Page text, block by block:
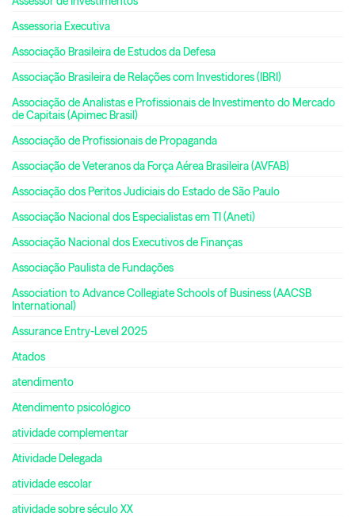
Assessoria Executiva
Associação Brasileira de Estudos da Defesa
Associação Brasileira de Relações com Investidores (IBRI)
Associação de Analistas e Profissionais de Investimento do Mercado
de Capitais (Apimec Brasil)
Associação de Profissionais de Propaganda
Associação de Veteranos da Força Aérea Brasileira (AVFAB)
Associação dos Peritos Judiciais do Estado de São Paulo
Associação Nacional dos Especialistas em TI (Aneti)
Associação Nacional dos Executivos de Finanças
Associação Paulista de Fundações
Association to Advance Collegiate Schools of Business (AACSB
International)
Assurance Entry-Level 2025
Atados
atendimento
Atendimento psicológico
atividade complementar
Atividade Delegada
atividade escolar
atividade sobre século XX